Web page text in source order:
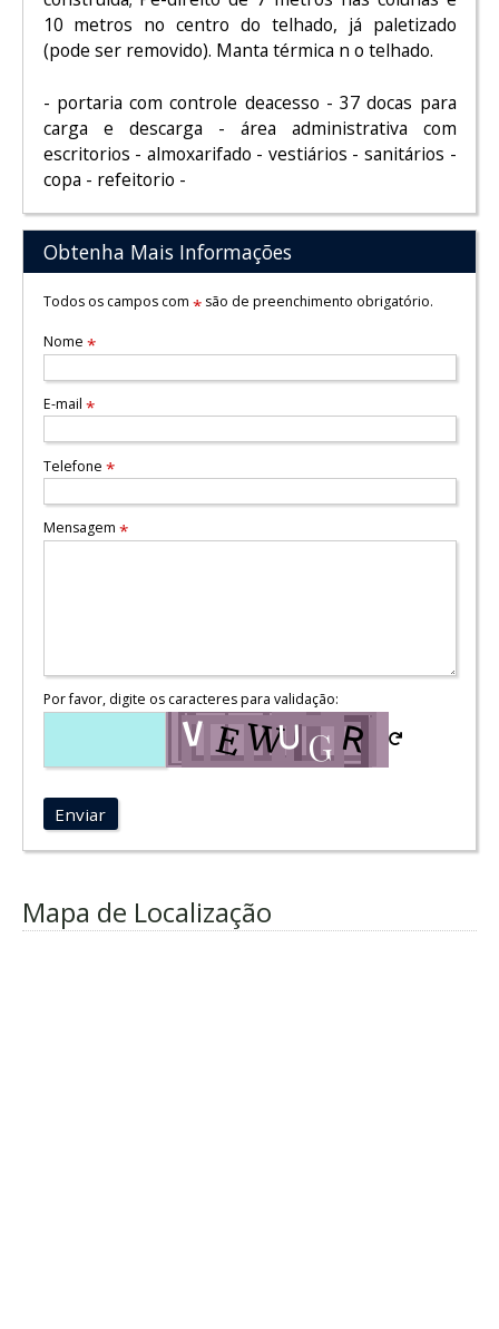
10 metros no centro do telhado, já paletizado
(pode ser removido). Manta térmica n o telhado.
- portaria com controle deacesso - 37 docas para
carga e descarga - área administrativa com
escritorios - almoxarifado - vestiários - sanitários -
copa - refeitorio -
Obtenha Mais Informações
Todos os campos com *são de preenchimento obrigatório.
Nome *
E-mail *
Telefone *
Mensagem *
Por favor, digite os caracteres para validação:
Enviar
Mapa de Localização